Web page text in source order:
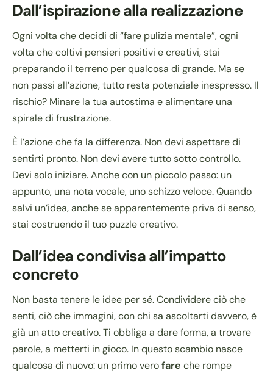
Dall’ispirazione alla realizzazione
Ogni volta che decidi di “fare pulizia mentale”, ogni
volta che coltivi pensieri positivi e creativi, stai
preparando il terreno per qualcosa di grande. Ma se
non passi all’azione, tutto resta potenziale inespresso. Il
rischio? Minare la tua autostima e alimentare una
spirale di frustrazione.
È l’azione che fa la differenza. Non devi aspettare di
sentirti pronto. Non devi avere tutto sotto controllo.
Devi solo iniziare. Anche con un piccolo passo: un
appunto, una nota vocale, uno schizzo veloce. Quando
salvi un’idea, anche se apparentemente priva di senso,
stai costruendo il tuo puzzle creativo.
Dall’idea condivisa all’impatto
concreto
Non basta tenere le idee per sé. Condividere ciò che
senti, ciò che immagini, con chi sa ascoltarti davvero, è
già un atto creativo. Ti obbliga a dare forma, a trovare
parole, a metterti in gioco. In questo scambio nasce
qualcosa di nuovo: un primo verofare che rompe